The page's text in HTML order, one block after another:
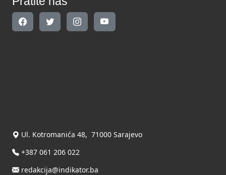
Ul. Kotromanića 48, 71000 Sarajevo
+387 061 206 022
redakcija@indikator.ba